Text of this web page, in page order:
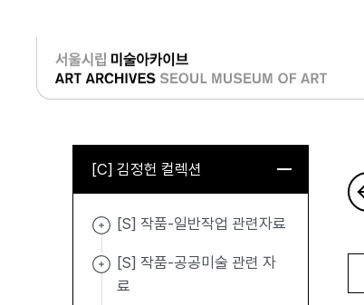
로그인
[C] 김정헌 컬렉션
[S] 작품-일반작업 관련자료
[S] 작품-공공미술 관련 자
료